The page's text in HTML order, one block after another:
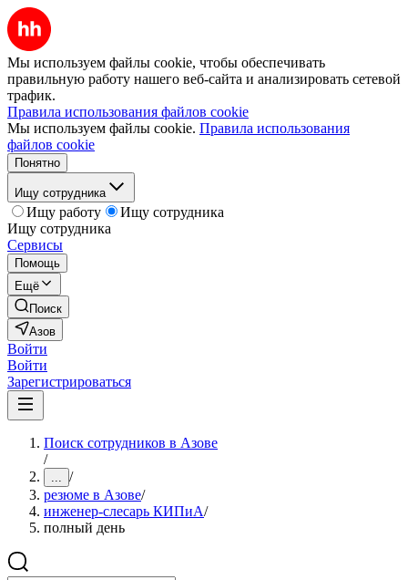
Мы используем файлы cookie, чтобы обеспечивать
правильную работу нашего веб-сайта и анализировать сетевой
трафик.
Правила использования файлов cookie
Мы используем файлы cookie. Правила использования
файлов cookie
Понятно
Ищу сотрудника
Ищу работу
Ищу сотрудника
Ищу сотрудника
Сервисы
Помощь
Ещё
Поиск
Азов
Войти
Войти
Зарегистрироваться
Поиск сотрудников в Азове
/
... /
резюме в Азове/
инженер-слесарь КИПиА/
полный день